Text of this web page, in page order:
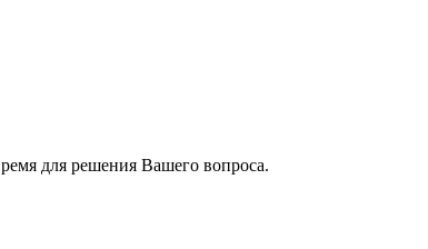
для решения Вашего вопроса.